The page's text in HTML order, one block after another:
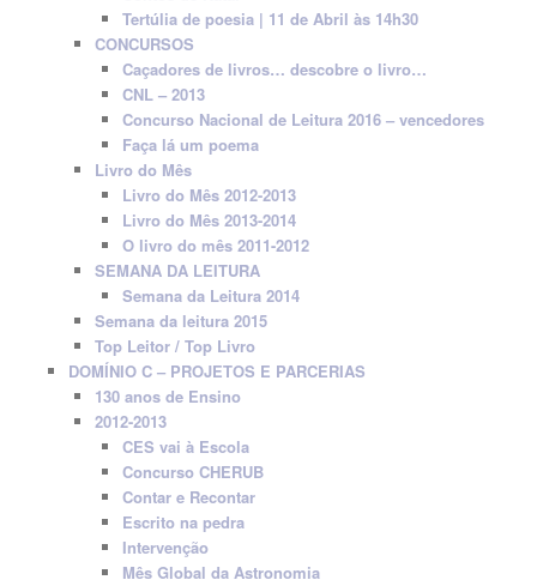
Tertúlia de poesia | 11 de Abril às 14h30
CONCURSOS
Caçadores de livros… descobre o livro…
CNL – 2013
Concurso Nacional de Leitura 2016 – vencedores
Faça lá um poema
Livro do Mês
Livro do Mês 2012-2013
Livro do Mês 2013-2014
O livro do mês 2011-2012
SEMANA DA LEITURA
Semana da Leitura 2014
Semana da leitura 2015
Top Leitor / Top Livro
DOMÍNIO C – PROJETOS E PARCERIAS
130 anos de Ensino
2012-2013
CES vai à Escola
Concurso CHERUB
Contar e Recontar
Escrito na pedra
Intervenção
Mês Global da Astronomia